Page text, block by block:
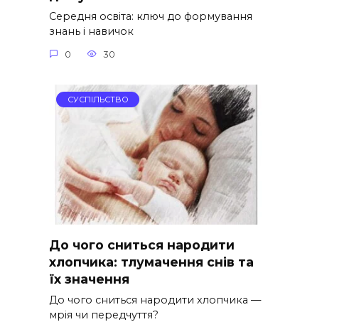
Середня освіта: ключ до формування
знань і навичок
0 30
СУСПІЛЬСТВО
До чого сниться народити
хлопчика: тлумачення снів та
їх значення
До чого сниться народити хлопчика —
мрія чи передчуття?